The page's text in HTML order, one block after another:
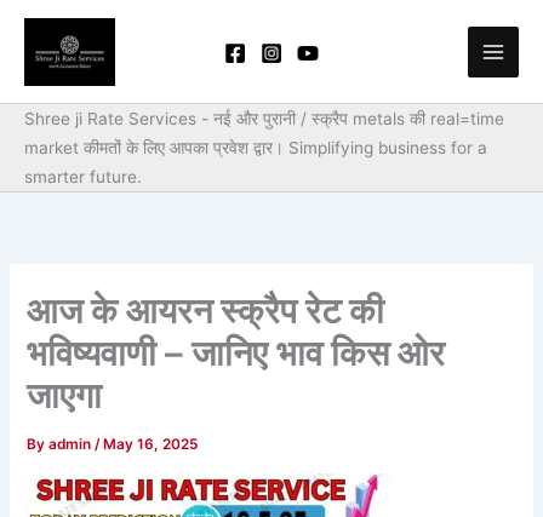
Skip
content
Shree ji Rate Services - नई और पुरानी / स्क्रैप metals की real=time
market कीमतों के लिए आपका प्रवेश द्वार। Simplifying business for a
smarter future.
आज के आयरन स्क्रैप रेट की
भविष्यवाणी – जानिए भाव किस ओर
जाएगा
Byadmin/ May 16, 2025